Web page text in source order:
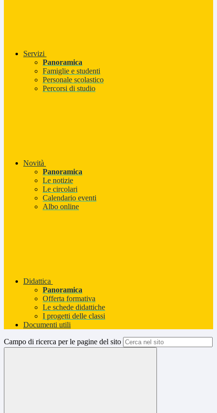
Servizi
Panoramica
Famiglie e studenti
Personale scolastico
Percorsi di studio
Novità
Panoramica
Le notizie
Le circolari
Calendario eventi
Albo online
Didattica
Panoramica
Offerta formativa
Le schede didattiche
I progetti delle classi
Documenti utili
Campo di ricerca per le pagine del sito